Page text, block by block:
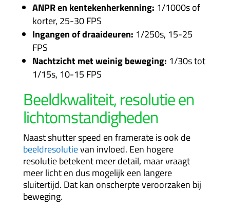
ANPR en kentekenherkenning: 1/1000s of
korter, 25-30 FPS
Ingangen of draaideuren: 1/250s, 15-25
FPS
Nachtzicht met weinig beweging: 1/30s tot
1/15s, 10-15 FPS
Beeldkwaliteit,resolutieen
lichtomstandigheden
Naast shutter speed en framerate is ook de
beeldresolutievan invloed. Een hogere
resolutie betekent meer detail, maar vraagt
meer licht en dus mogelijk een langere
sluitertijd. Dat kan onscherpte veroorzaken bij
beweging.